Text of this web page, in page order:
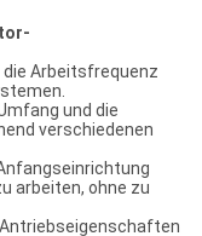
Arbeitsfrequenz
und die
verschiedenen
arbeiten, ohne zu